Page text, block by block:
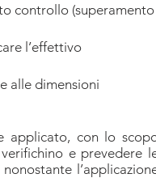
controllo (superamento
l’effettivo
alle dimensioni
applicato, con lo
e prevedere